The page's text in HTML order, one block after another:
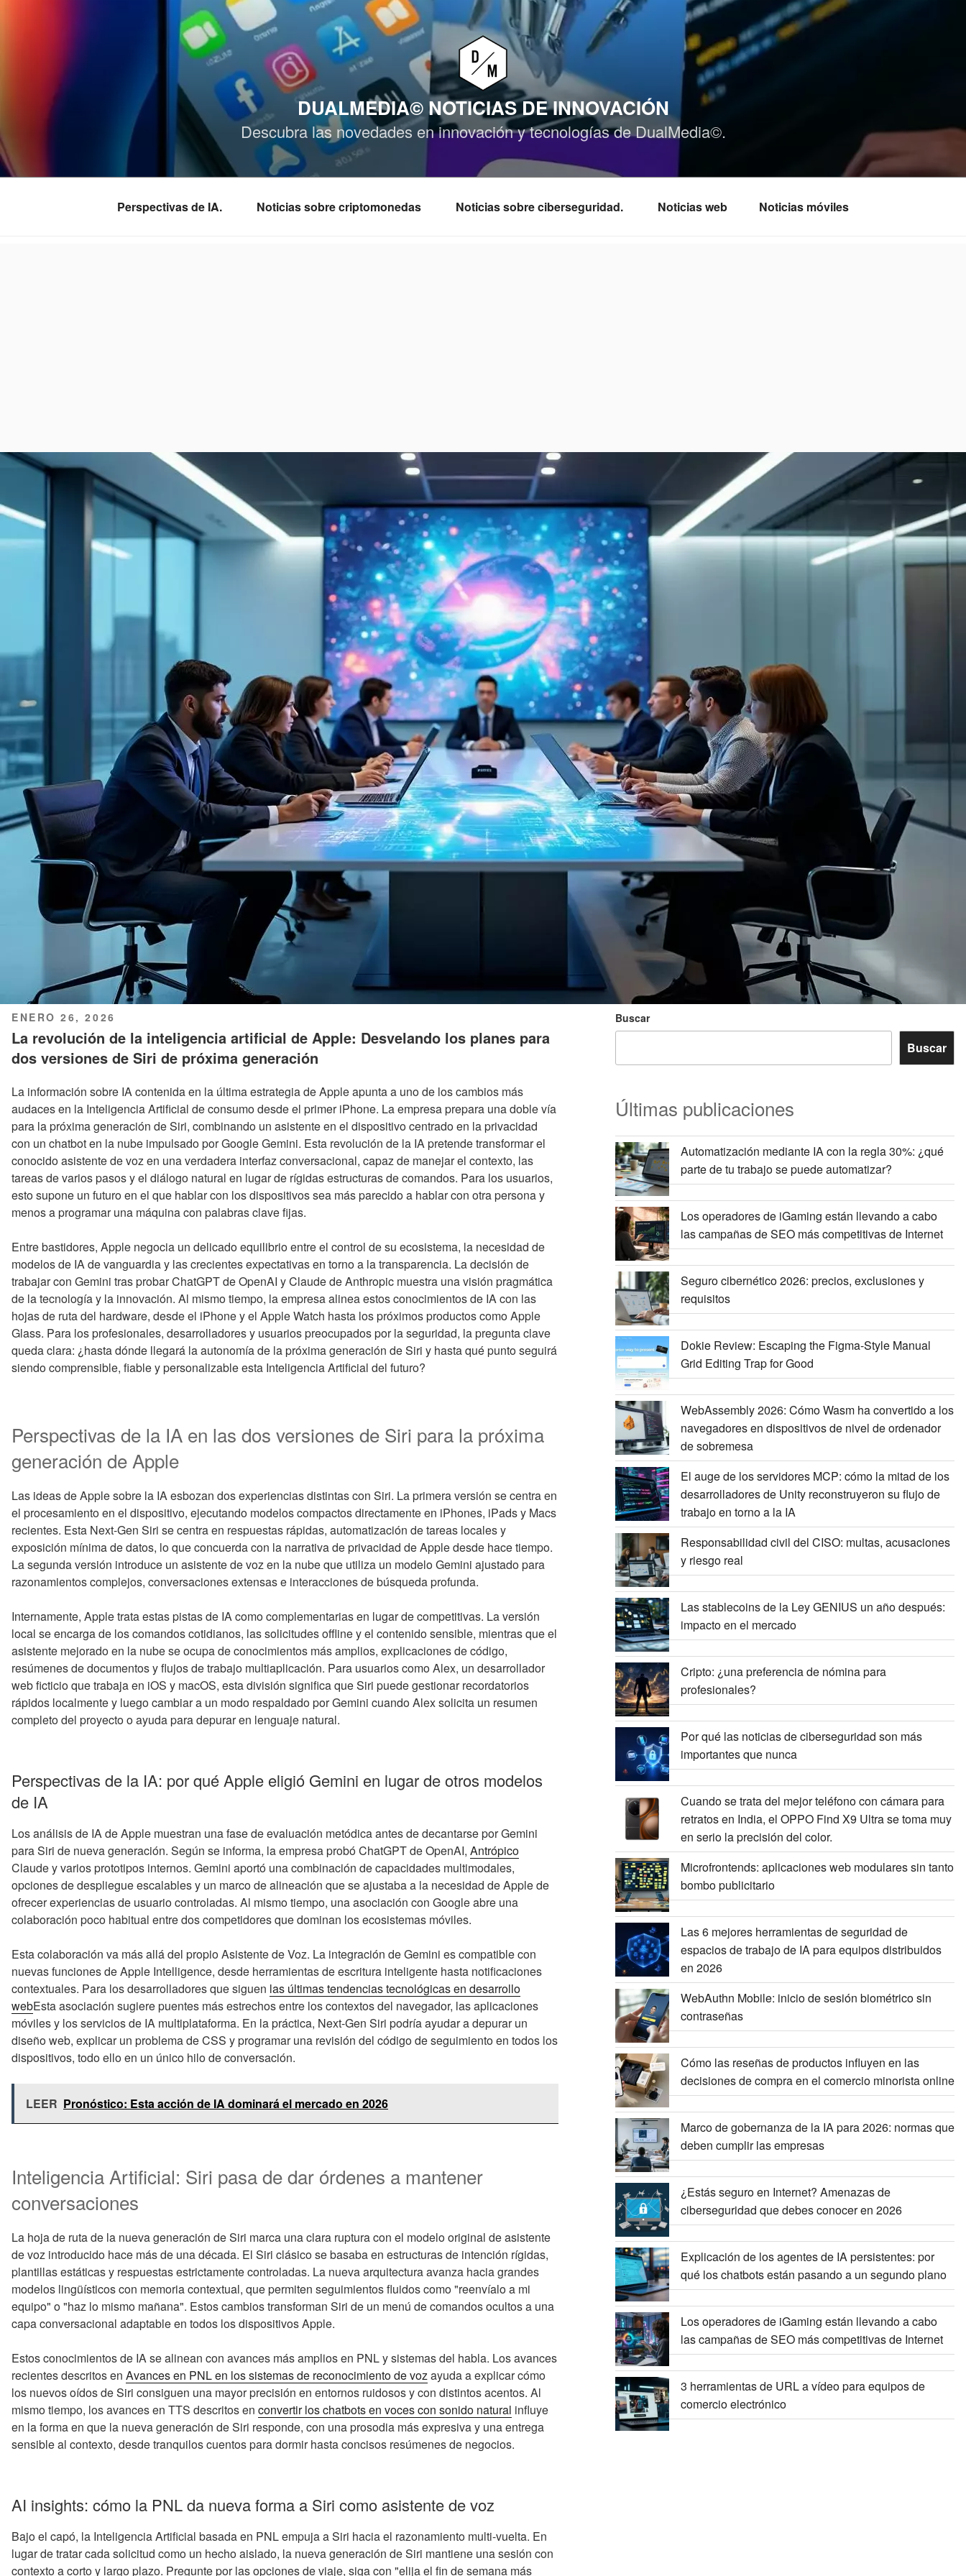
DUALMEDIA© NOTICIAS DE INNOVACIÓN
Descubra las novedades en innovación y tecnologías de DualMedia©.
Perspectivas de IA. Noticias sobre criptomonedas Noticias sobre ciberseguridad. Noticias web Noticias móviles
PUBLICADO
EL
ENERO 26, 2026
La revolución de la inteligencia artificial de Apple: Desvelando los planes para
dos versiones de Siri de próxima generación
La información sobre IA contenida en la última estrategia de Apple apunta a uno de los cambios más
audaces en la Inteligencia Artificial de consumo desde el primer iPhone. La empresa prepara una doble vía
para la próxima generación de Siri, combinando un asistente en el dispositivo centrado en la privacidad
con un chatbot en la nube impulsado por Google Gemini. Esta revolución de la IA pretende transformar el
conocido asistente de voz en una verdadera interfaz conversacional, capaz de manejar el contexto, las
tareas de varios pasos y el diálogo natural en lugar de rígidas estructuras de comandos. Para los usuarios,
esto supone un futuro en el que hablar con los dispositivos sea más parecido a hablar con otra persona y
menos a programar una máquina con palabras clave fijas.
Entre bastidores, Apple negocia un delicado equilibrio entre el control de su ecosistema, la necesidad de
modelos de IA de vanguardia y las crecientes expectativas en torno a la transparencia. La decisión de
trabajar con Gemini tras probar ChatGPT de OpenAI y Claude de Anthropic muestra una visión pragmática
de la tecnología y la innovación. Al mismo tiempo, la empresa alinea estos conocimientos de IA con las
hojas de ruta del hardware, desde el iPhone y el Apple Watch hasta los próximos productos como Apple
Glass. Para los profesionales, desarrolladores y usuarios preocupados por la seguridad, la pregunta clave
queda clara: ¿hasta dónde llegará la autonomía de la próxima generación de Siri y hasta qué punto seguirá
siendo comprensible, fiable y personalizable esta Inteligencia Artificial del futuro?
Perspectivas de la IA en las dos versiones de Siri para la próxima
generación de Apple
Las ideas de Apple sobre la IA esbozan dos experiencias distintas con Siri. La primera versión se centra en
el procesamiento en el dispositivo, ejecutando modelos compactos directamente en iPhones, iPads y Macs
recientes. Esta Next-Gen Siri se centra en respuestas rápidas, automatización de tareas locales y
exposición mínima de datos, lo que concuerda con la narrativa de privacidad de Apple desde hace tiempo.
La segunda versión introduce un asistente de voz en la nube que utiliza un modelo Gemini ajustado para
razonamientos complejos, conversaciones extensas e interacciones de búsqueda profunda.
Internamente, Apple trata estas pistas de IA como complementarias en lugar de competitivas. La versión
local se encarga de los comandos cotidianos, las solicitudes offline y el contenido sensible, mientras que el
asistente mejorado en la nube se ocupa de conocimientos más amplios, explicaciones de código,
resúmenes de documentos y flujos de trabajo multiaplicación. Para usuarios como Alex, un desarrollador
web ficticio que trabaja en iOS y macOS, esta división significa que Siri puede gestionar recordatorios
rápidos localmente y luego cambiar a un modo respaldado por Gemini cuando Alex solicita un resumen
completo del proyecto o ayuda para depurar en lenguaje natural.
Perspectivas de la IA: por qué Apple eligió Gemini en lugar de otros modelos
de IA
Los análisis de IA de Apple muestran una fase de evaluación metódica antes de decantarse por Gemini
para Siri de nueva generación. Según se informa, la empresa probó ChatGPT de OpenAI, Antrópico
Claude y varios prototipos internos. Gemini aportó una combinación de capacidades multimodales,
opciones de despliegue escalables y un marco de alineación que se ajustaba a la necesidad de Apple de
ofrecer experiencias de usuario controladas. Al mismo tiempo, una asociación con Google abre una
colaboración poco habitual entre dos competidores que dominan los ecosistemas móviles.
Esta colaboración va más allá del propio Asistente de Voz. La integración de Gemini es compatible con
nuevas funciones de Apple Intelligence, desde herramientas de escritura inteligente hasta notificaciones
contextuales. Para los desarrolladores que siguen las últimas tendencias tecnológicas en desarrollo
webEsta asociación sugiere puentes más estrechos entre los contextos del navegador, las aplicaciones
móviles y los servicios de IA multiplataforma. En la práctica, Next-Gen Siri podría ayudar a depurar un
diseño web, explicar un problema de CSS y programar una revisión del código de seguimiento en todos los
dispositivos, todo ello en un único hilo de conversación.
LEER Pronóstico: Esta acción de IA dominará el mercado en 2026
Inteligencia Artificial: Siri pasa de dar órdenes a mantener
conversaciones
La hoja de ruta de la nueva generación de Siri marca una clara ruptura con el modelo original de asistente
de voz introducido hace más de una década. El Siri clásico se basaba en estructuras de intención rígidas,
plantillas estáticas y respuestas estrictamente controladas. La nueva arquitectura avanza hacia grandes
modelos lingüísticos con memoria contextual, que permiten seguimientos fluidos como "reenvíalo a mi
equipo" o "haz lo mismo mañana". Estos cambios transforman Siri de un menú de comandos ocultos a una
capa conversacional adaptable en todos los dispositivos Apple.
Estos conocimientos de IA se alinean con avances más amplios en PNL y sistemas del habla. Los avances
recientes descritos en Avances en PNL en los sistemas de reconocimiento de vozayuda a explicar cómo
los nuevos oídos de Siri consiguen una mayor precisión en entornos ruidosos y con distintos acentos. Al
mismo tiempo, los avances en TTS descritos en convertir los chatbots en voces con sonido natural influye
en la forma en que la nueva generación de Siri responde, con una prosodia más expresiva y una entrega
sensible al contexto, desde tranquilos cuentos para dormir hasta concisos resúmenes de negocios.
AI insights: cómo la PNL da nueva forma a Siri como asistente de voz
Bajo el capó, la Inteligencia Artificial basada en PNL empuja a Siri hacia el razonamiento multi-vuelta. En
lugar de tratar cada solicitud como un hecho aislado, la nueva generación de Siri mantiene una sesión con
contexto a corto y largo plazo. Pregunte por las opciones de viaje, siga con "elija el fin de semana más
Buscar
Buscar
Últimas publicaciones
Automatización mediante IA con la regla 30%: ¿qué
parte de tu trabajo se puede automatizar?
Los operadores de iGaming están llevando a cabo
las campañas de SEO más competitivas de Internet
Seguro cibernético 2026: precios, exclusiones y
requisitos
Dokie Review: Escaping the Figma-Style Manual
Grid Editing Trap for Good
WebAssembly 2026: Cómo Wasm ha convertido a los
navegadores en dispositivos de nivel de ordenador
de sobremesa
El auge de los servidores MCP: cómo la mitad de los
desarrolladores de Unity reconstruyeron su flujo de
trabajo en torno a la IA
Responsabilidad civil del CISO: multas, acusaciones
y riesgo real
Las stablecoins de la Ley GENIUS un año después:
impacto en el mercado
Cripto: ¿una preferencia de nómina para
profesionales?
Por qué las noticias de ciberseguridad son más
importantes que nunca
Cuando se trata del mejor teléfono con cámara para
retratos en India, el OPPO Find X9 Ultra se toma muy
en serio la precisión del color.
Microfrontends: aplicaciones web modulares sin tanto
bombo publicitario
Las 6 mejores herramientas de seguridad de
espacios de trabajo de IA para equipos distribuidos
en 2026
WebAuthn Mobile: inicio de sesión biométrico sin
contraseñas
Cómo las reseñas de productos influyen en las
decisiones de compra en el comercio minorista online
Marco de gobernanza de la IA para 2026: normas que
deben cumplir las empresas
¿Estás seguro en Internet? Amenazas de
ciberseguridad que debes conocer en 2026
Explicación de los agentes de IA persistentes: por
qué los chatbots están pasando a un segundo plano
Los operadores de iGaming están llevando a cabo
las campañas de SEO más competitivas de Internet
3 herramientas de URL a vídeo para equipos de
comercio electrónico